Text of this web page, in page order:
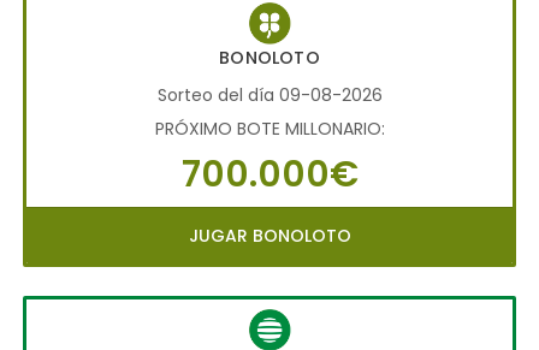
BONOLOTO
Sorteo del día 09-08-2026
PRÓXIMO BOTE MILLONARIO:
700.000€
JUGAR BONOLOTO